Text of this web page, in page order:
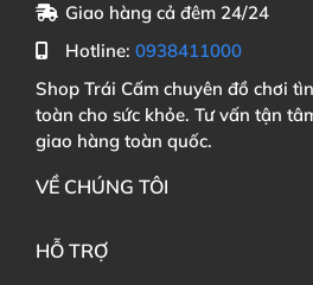
Giao hàng cả đêm 24/24
Hotline: 0938411000
Shop Trái Cấm chuyên đồ chơi
toàn cho sức khỏe. Tư vấn tận
giao hàng toàn quốc.
VỀ CHÚNG TÔI
HỖ TRỢ